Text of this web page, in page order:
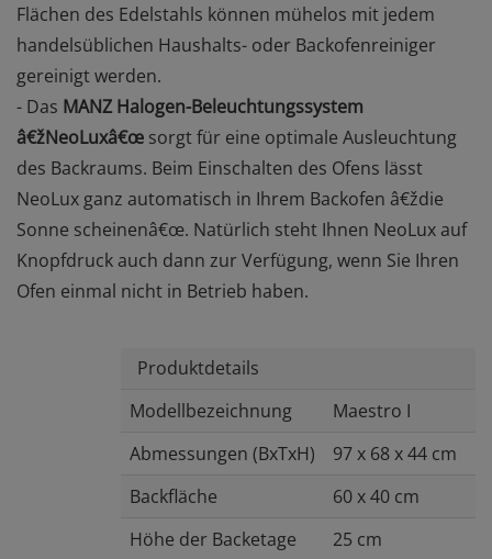
Flächen des Edelstahls können mühelos mit jedem
handelsüblichen Haushalts- oder Backofenreiniger
gereinigt werden.
- Das MANZ Halogen-Beleuchtungssystem
â€žNeoLuxâ€œ sorgt für eine optimale Ausleuchtung
des Backraums. Beim Einschalten des Ofens lässt
NeoLux ganz automatisch in Ihrem Backofen â€ždie
Sonne scheinenâ€œ. Natürlich steht Ihnen NeoLux auf
Knopfdruck auch dann zur Verfügung, wenn Sie Ihren
Ofen einmal nicht in Betrieb haben.
Produktdetails
Modellbezeichnung
Maestro I
Abmessungen (BxTxH)
97 x 68 x 44 cm
Backfläche
60 x 40 cm
Höhe der Backetage
25 cm